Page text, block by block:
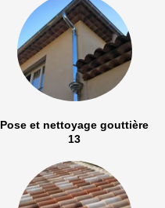
Pose et nettoyage gouttière
13